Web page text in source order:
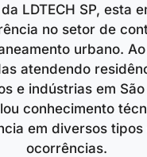
LDTECH SP, esta
no setor de
urbano.
atendendo
e indústrias em São
conhecimento
em diversos tipos
ocorrências.